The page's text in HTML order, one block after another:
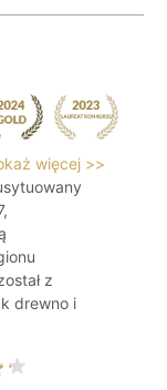
więcej >>
z
drewno i